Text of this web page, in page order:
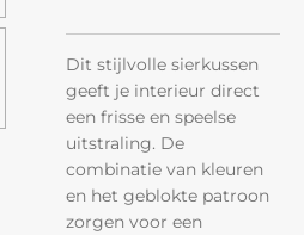
Dit stijlvolle sierkussen
geeft je interieur direct
een frisse en speelse
uitstraling. De
combinatie van kleuren
en het geblokte patroon
zorgen voor een